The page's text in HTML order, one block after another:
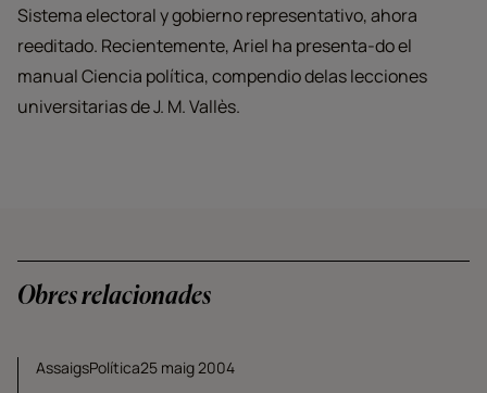
Sistema electoral y gobierno representativo, ahora
reeditado. Recientemente, Ariel ha presenta-do el
manual Ciencia política, compendio delas lecciones
universitarias de J. M. Vallès.
Obres relacionades
AssaigsPolítica25 maig 2004